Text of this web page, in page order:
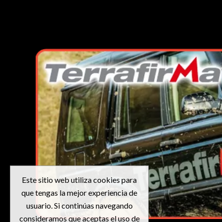
Este sitio web utiliza cookies para
que tengas la mejor experiencia de
usuario. Si continúas navegando
consideramos que aceptas el uso de